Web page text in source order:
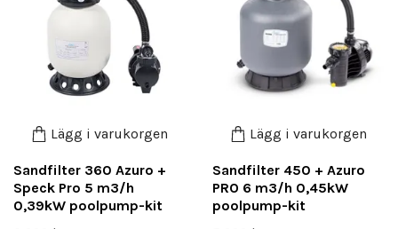
Lägg i varukorgen
Sandfilter 360 Azuro +
Speck Pro 5 m3/h
0,39kW poolpump-kit
Lägg i varukorgen
Sandfilter 450 + Azuro
PRO 6 m3/h 0,45kW
poolpump-kit